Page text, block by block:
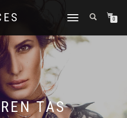
SCHAKEL
MENU
0
TAS